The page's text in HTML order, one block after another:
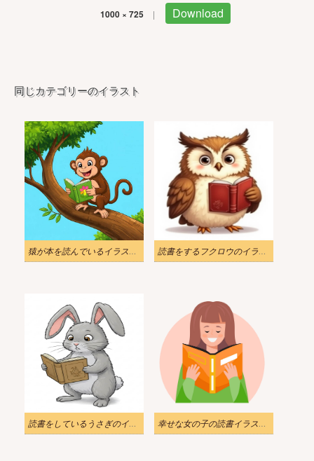
1000 × 725 | Download
同じカテゴリーのイラスト
猿が本を読んでいるイラスト画像 2 読書をするフクロウのイラスト
読書をしているうさぎのイラストイメージ 幸せな女の子の読書イラスト透明